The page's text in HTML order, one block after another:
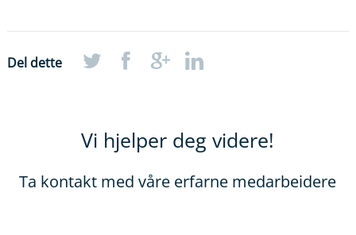
Del dette
Vi hjelper deg videre!
Ta kontakt med våre erfarne medarbeidere